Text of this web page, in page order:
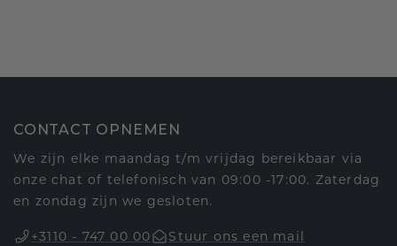
CONTACT OPNEMEN
We zijn elke maandag t/m vrijdag bereikbaar via
onze chat of telefonisch van 09:00 -17:00. Zaterdag
en zondag zijn we gesloten.
+3110 - 747 00 00
Stuur ons een mail